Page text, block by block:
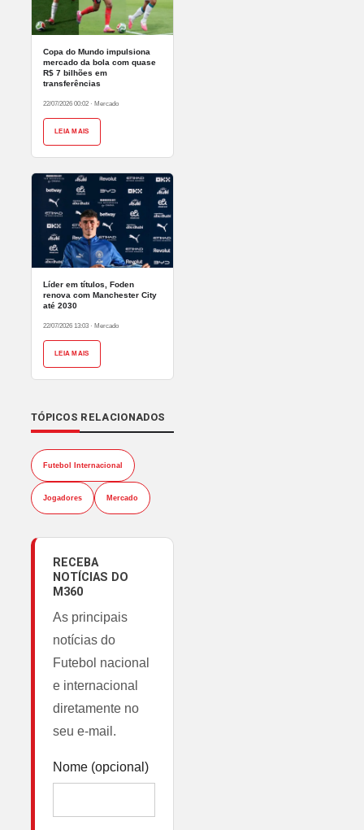
Copa do Mundo impulsiona
mercado da bola com quase
R$ 7 bilhões em
transferências
22/07/2026 00:02 · Mercado
LEIA MAIS
Líder em títulos, Foden
renova com Manchester City
até 2030
22/07/2026 13:03 · Mercado
LEIA MAIS
TÓPICOS RELACIONADOS
Futebol Internacional
Jogadores Mercado
RECEBA
NOTÍCIAS DO
M360
As principais
notícias do
Futebol nacional
e internacional
diretamente no
seu e-mail.
Nome (opcional)